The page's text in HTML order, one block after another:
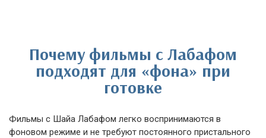
Почему фильмы с Лабафом
подходят для «фона» при
готовке
Фильмы с Шайа Лабафом легко воспринимаются в
фоновом режиме и не требуют постоянного пристального